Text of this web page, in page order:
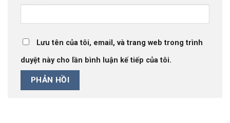
Lưu tên của tôi, email, và trang web trong trình
duyệt này cho lần bình luận kế tiếp của tôi.